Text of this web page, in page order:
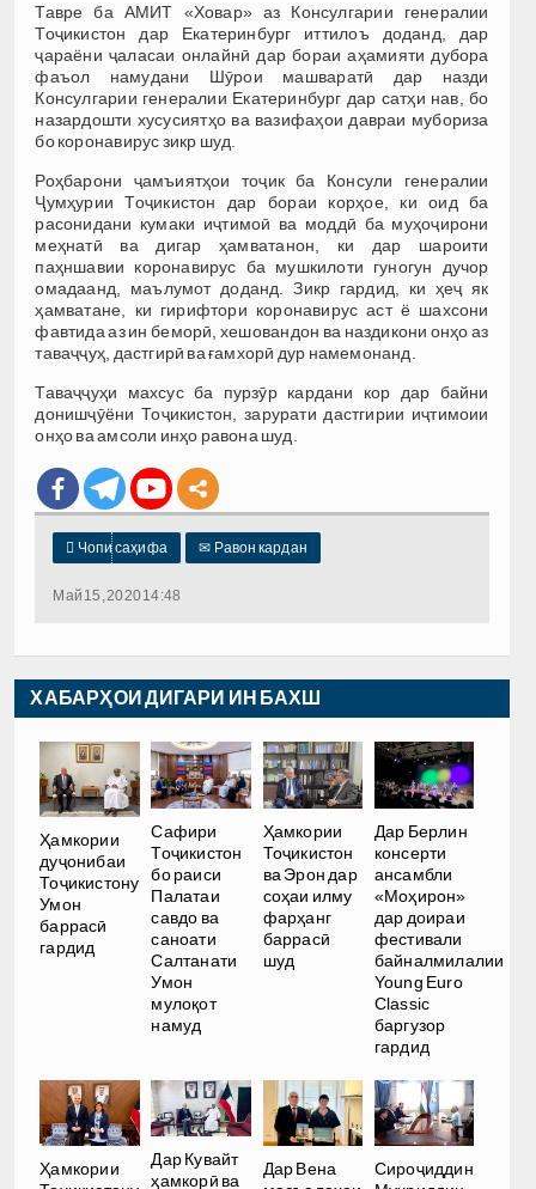
Тавре ба АМИТ «Ховар» аз Консулгарии генералии
Тоҷикистон дар Екатеринбург иттилоъ доданд, дар
ҷараёни ҷаласаи онлайнӣ дар бораи аҳамияти дубора
фаъол намудани Шӯрои машваратӣ дар назди
Консулгарии генералии Екатеринбург дар сатҳи нав, бо
назардошти хусусиятҳо ва вазифаҳои давраи мубориза
бо коронавирус зикр шуд.
Роҳбарони ҷамъиятҳои тоҷик ба Консули генералии
Ҷумҳурии Тоҷикистон дар бораи корҳое, ки оид ба
расонидани кумаки иҷтимоӣ ва моддӣ ба муҳоҷирони
меҳнатӣ ва дигар ҳамватанон, ки дар шароити
паҳншавии коронавирус ба мушкилоти гуногун дучор
омадаанд, маълумот доданд. Зикр гардид, ки ҳеҷ як
ҳамватане, ки гирифтори коронавирус аст ё шахсони
фавтида аз ин беморӣ, хешовандон ва наздикони онҳо аз
таваҷҷуҳ, дастгирӣ ва ғамхорӣ дур намемонанд.
Таваҷҷуҳи махсус ба пурзӯр кардани кор дар байни
донишҷӯёни Тоҷикистон, зарурати дастгирии иҷтимоии
онҳо ва амсоли инҳо равона шуд.
 Чопи саҳифа ✉ Равон кардан
Май 15, 2020 14:48
ХАБАРҲОИ ДИГАРИ ИН БАХШ
Ҳамкории
дуҷонибаи
Тоҷикистону
Умон
баррасӣ
гардид
Сафири
Тоҷикистон
бо раиси
Палатаи
савдо ва
саноати
Салтанати
Умон
мулоқот
намуд
Ҳамкории
Тоҷикистон
ва Эрон дар
соҳаи илму
фарҳанг
баррасӣ
шуд
Дар Берлин
консерти
ансамбли
«Моҳирон»
дар доираи
фестивали
байналмилалии
Young Euro
Classic
баргузор
гардид
Ҳамкории
Дар Кувайт
ҳамкорӣ ва
Дар Вена
Сироҷиддин